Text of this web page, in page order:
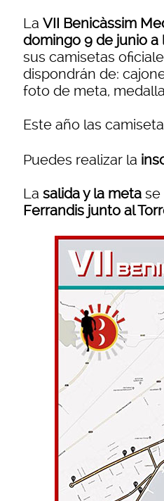
La VII Benicàssim
domingo 9 de junio a
sus camisetas
dispondrán de:
foto de meta, medalla
Este año las
Puedes realizar la
La salida y la meta se
Ferrandis junto al